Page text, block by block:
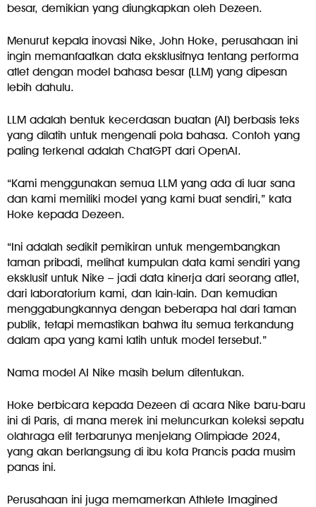
besar, demikian yang diungkapkan oleh Dezeen.
Menurut kepala inovasi Nike, John Hoke, perusahaan ini
ingin memanfaatkan data eksklusifnya tentang performa
atlet dengan model bahasa besar (LLM) yang dipesan
lebih dahulu.
LLM adalah bentuk kecerdasan buatan (AI) berbasis teks
yang dilatih untuk mengenali pola bahasa. Contoh yang
paling terkenal adalah ChatGPT dari OpenAI.
“Kami menggunakan semua LLM yang ada di luar sana
dan kami memiliki model yang kami buat sendiri,” kata
Hoke kepada Dezeen.
“Ini adalah sedikit pemikiran untuk mengembangkan
taman pribadi, melihat kumpulan data kami sendiri yang
eksklusif untuk Nike – jadi data kinerja dari seorang atlet,
dari laboratorium kami, dan lain-lain. Dan kemudian
menggabungkannya dengan beberapa hal dari taman
publik, tetapi memastikan bahwa itu semua terkandung
dalam apa yang kami latih untuk model tersebut.”
Nama model AI Nike masih belum ditentukan.
Hoke berbicara kepada Dezeen di acara Nike baru-baru
ini di Paris, di mana merek ini meluncurkan koleksi sepatu
olahraga elit terbarunya menjelang Olimpiade 2024,
yang akan berlangsung di ibu kota Prancis pada musim
panas ini.
Perusahaan ini juga memamerkan Athlete Imagined